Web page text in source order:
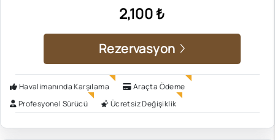
2,100 ₺
Rezervasyon
Havalimanında Karşılama
Araçta Ödeme
Profesyonel Sürücü
Ücretsiz Değişiklik